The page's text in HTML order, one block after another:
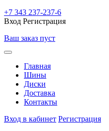
+7 343 237-237-6
Вход Регистрация
Ваш заказ пуст
Главная
Шины
Диски
Доставка
Контакты
Вход в кабинет Регистрация